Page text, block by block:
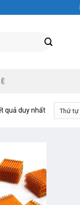
quả duy nhất